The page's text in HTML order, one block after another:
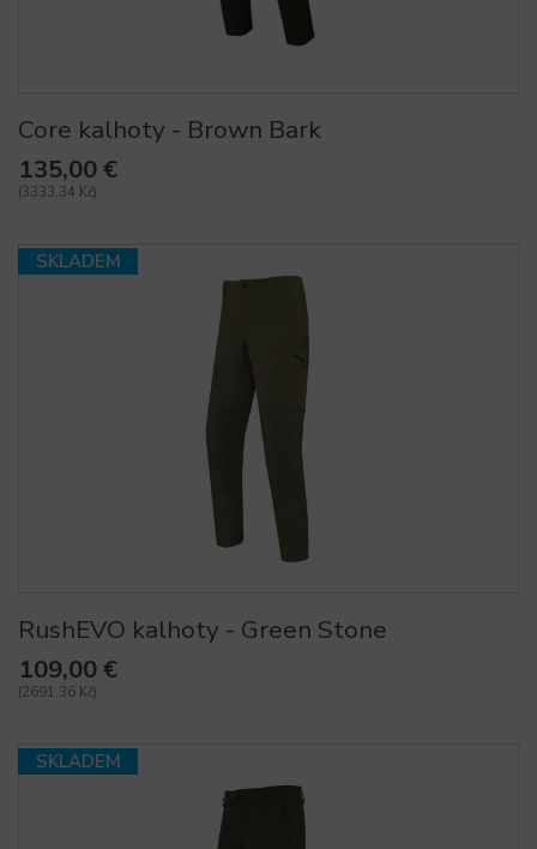
Core kalhoty - Brown Bark
135,00 €
(3333,34 Kč)
SKLADEM
RushEVO kalhoty - Green Stone
109,00 €
(2691,36 Kč)
SKLADEM